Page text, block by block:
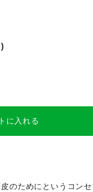
)
に入れる
のためにというコンセ